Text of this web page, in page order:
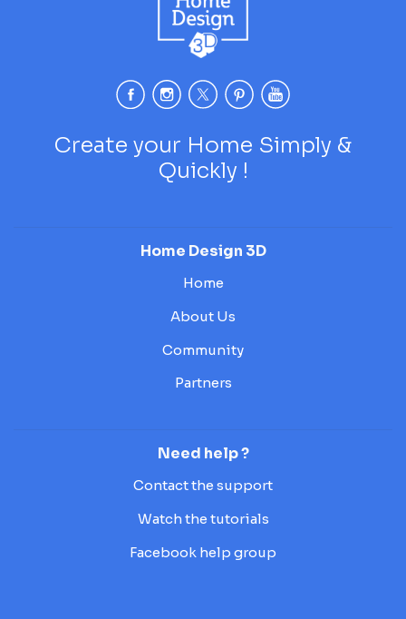
Create your Home Simply &
Quickly !
Home Design 3D
Home
About Us
Community
Partners
Need help ?
Contact the support
Watch the tutorials
Facebook help group